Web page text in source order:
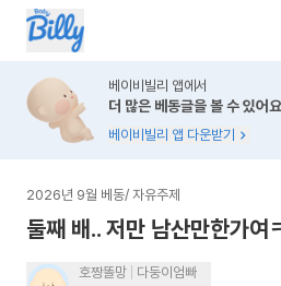
베이비빌리 앱에서
더 많은 베동글을 볼 수 있어
베이비빌리 앱 다운받기
2026년 9월 베동/ 자유주제
둘째 배.. 저만 남산만한가여
호짱똘망
다둥이엄빠